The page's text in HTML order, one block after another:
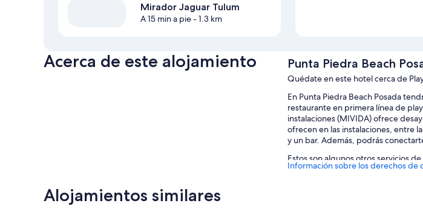
Mirador Jaguar Tulum
A 15 min a pie- 1.3 km
Acerca de este alojamiento Punta Piedra Beach
Quédate en este hotel cerca de
En Punta Piedra Beach Posada
restaurante en primera línea de
instalaciones (MIVIDA) ofrece
ofrecen en las instalaciones, entre
y un bar. Además, podrás
Estos son algunos otros servicios
Información sobre los derechos de
Alojamientos similares